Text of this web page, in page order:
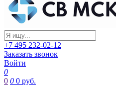
+7 495 232-02-12
Заказать звонок
Войти
0
0 0 0 руб.